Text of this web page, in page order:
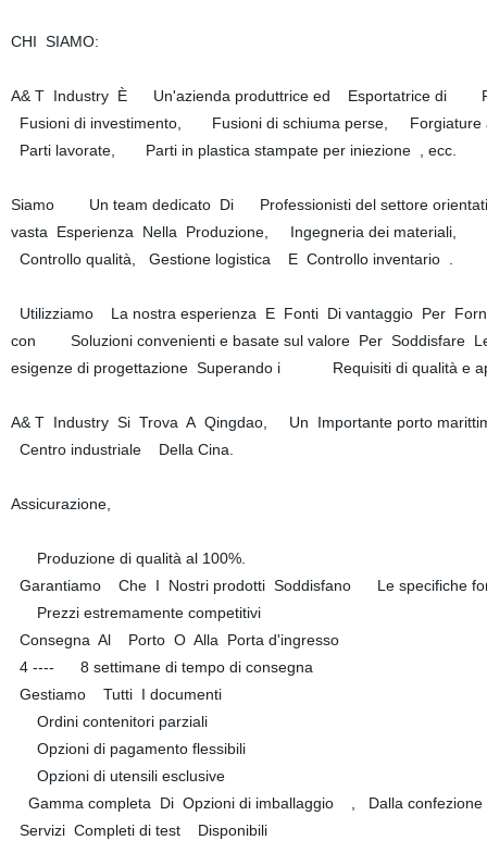
CHI SIAMO:
A& T Industry È Un'azienda produttrice ed Esportatrice di
Fusioni di investimento, Fusioni di schiuma perse,
Parti lavorate, Parti in plastica stampate per iniezione , ecc.
Siamo Un team dedicato Di Professionisti del settore
vasta Esperienza Nella Produzione, Ingegneria dei materiali,
Controllo qualità, Gestione logistica E Controllo inventario .
Utilizziamo La nostra esperienza E Fonti Di vantaggio Per
con Soluzioni convenienti e basate sul valore Per Soddisfare
esigenze di progettazione Superando i Requisiti di qualità e
A& T Industry Si Trova A Qingdao, Un Importante porto
Centro industriale Della Cina.
Assicurazione,
Produzione di qualità al 100%.
Garantiamo Che I Nostri prodotti Soddisfano Le specifiche
Prezzi estremamente competitivi
Consegna Al Porto O Alla Porta d'ingresso
4 ---- 8 settimane di tempo di consegna
Gestiamo Tutti I documenti
Ordini contenitori parziali
Opzioni di pagamento flessibili
Opzioni di utensili esclusive
Gamma completa Di Opzioni di imballaggio , Dalla
Servizi Completi di test Disponibili